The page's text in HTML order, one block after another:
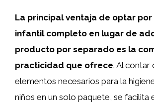
La principal ventaja de optar
infantil completo en lugar de
producto por separado es la
practicidad que ofrece. Al
elementos necesarios para la
niños en un solo paquete, se facilita